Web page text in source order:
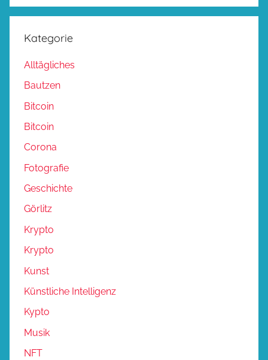
Kategorie
Alltägliches
Bautzen
Bitcoin
Bitcoin
Corona
Fotografie
Geschichte
Görlitz
Krypto
Krypto
Kunst
Künstliche Intelligenz
Kypto
Musik
NFT